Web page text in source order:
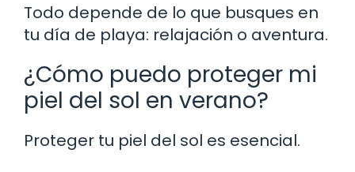
Todo depende de lo que busques en
tu día de playa: relajación o aventura.
¿Cómo puedo proteger mi
piel del sol en verano?
Proteger tu piel del sol es esencial.